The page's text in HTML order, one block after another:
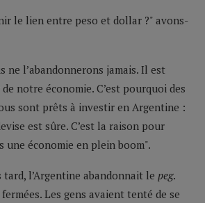
le lien entre peso et dollar ?" avons-
ne l’abandonnerons jamais. Il est
notre économie. C’est pourquoi des
sont prêts à investir en Argentine :
est sûre. C’est la raison pour
une économie en plein boom".
l’Argentine abandonnait le peg.
Les gens avaient tenté de se